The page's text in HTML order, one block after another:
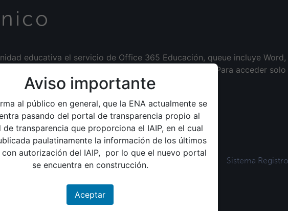
Aviso importante
al público en general, que la ENA actualmente se
pasando del portal de transparencia propio al
de transparencia que proporciona el IAIP, en el cual
paulatinamente la información de los últimos
con autorización del IAIP, por lo que el nuevo portal
se encuentra en construcción.
Aceptar
educativa el servicio de Office 365 Educación, queue incluye Word,
además de herramientas adicionales para el aula. Para acceder
el siguiente enlace:
Publicado el 11-08-2020.
Ir a Servicios Sistema